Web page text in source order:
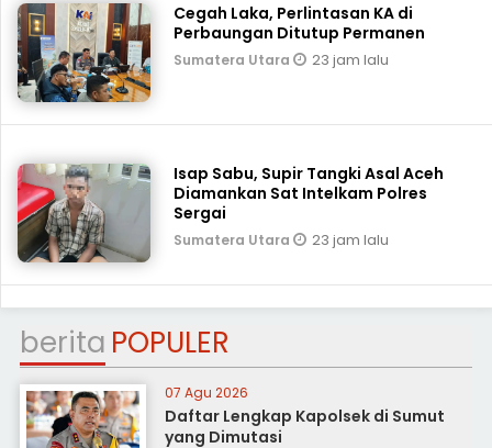
Cegah Laka, Perlintasan KA di
Perbaungan Ditutup Permanen
Sumatera Utara 23 jam lalu
Isap Sabu, Supir Tangki Asal Aceh
Diamankan Sat Intelkam Polres
Sergai
Sumatera Utara 23 jam lalu
berita POPULER
07 Agu 2026
Daftar Lengkap Kapolsek di Sumut
yang Dimutasi